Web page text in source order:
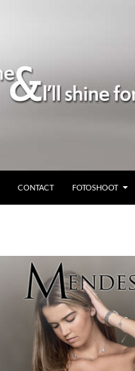
CONTACT FOTOSHOOT